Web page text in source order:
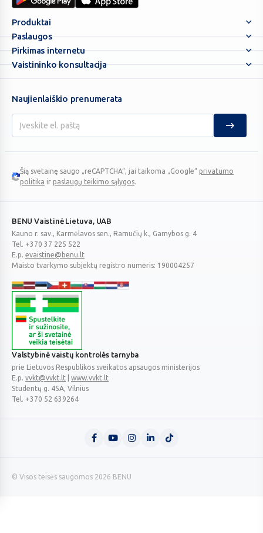
Nes
jūs
ypatingi!
Plus
Produktai
Paslaugos
Pirkimas internetu
Vaistininko konsultacija
Naujienlaiškio prenumerata
Google
Šią svetainę saugo „reCAPTCHA“, jai taikoma „Google“ privatumo
politika ir paslaugų teikimo sąlygos.
BENU Vaistinė Lietuva, UAB
Kauno r. sav., Karmėlavos sen., Ramučių k., Gamybos g. 4
Tel. +370 37 225 522
E.p. evaistine@benu.lt
Maisto tvarkymo subjektų registro numeris: 190004257
Valstybinė vaistų kontrolės tarnyba
prie Lietuvos Respublikos sveikatos apsaugos ministerijos
E.p. vvkt@vvkt.lt
www.vvkt.lt
Studentų g. 45A, Vilnius
Tel. +370 52 639264
© Visos teisės saugomos 2026 BENU